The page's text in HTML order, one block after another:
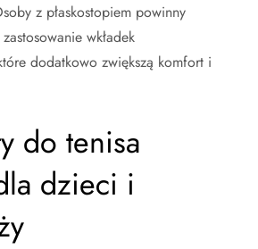
z płaskostopiem powinny
wkładek
dodatkowo zwiększą komfort i
do tenisa
dzieci i